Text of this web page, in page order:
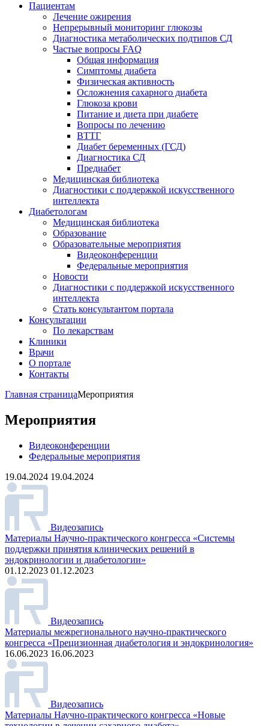
Пациентам
Лечение ожирения
Непрерывный мониторинг глюкозы
Диагностика метаболических подтипов СД
Частые вопросы FAQ
Общая информация
Симптомы диабета
Физическая активность
Осложнения сахарного диабета
Глюкоза крови
Питание и диета при диабете
Вопросы по лечению
ВТТГ
Диабет беременных (ГСД)
Диагностика СД
Предиабет
Медицинская библиотека
Диагностики с поддержкой искусственного
интеллекта
Диабетологам
Медицинская библиотека
Образование
Образовательные мероприятия
Видеоконференции
Федеральные мероприятия
Новости
Диагностики с поддержкой искусственного
интеллекта
Стать консультантом портала
Консультации
По лекарствам
Клиники
Врачи
О портале
Контакты
Главная страницаМероприятия
Мероприятия
Видеоконференции
Федеральные мероприятия
19.04.2024 19.04.2024
Видеозапись
Материалы Научно-практического конгресса «Системы
поддержки принятия клинических решений в
эндокринологии и диабетологии»
01.12.2023 01.12.2023
Видеозапись
Материалы межрегионального научно-практического
конгресса «Прецизионная диабетология и эндокринология»
16.06.2023 16.06.2023
Видеозапись
Материалы Научно-практического конгресса «Новые